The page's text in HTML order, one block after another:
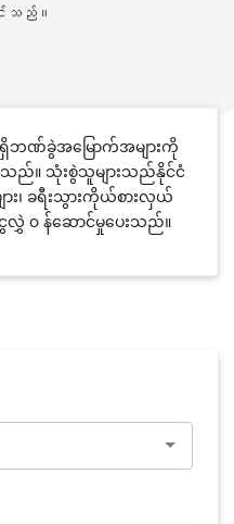
သည်။
ရှိဘဏ်ခွဲအမြောက်အများကို
ည်။ သုံးစွဲသူများသည်နိုင်ငံ
း၊ ခရီးသွားကိုယ်စားလှယ်
ေလွှဲ ၀ န်ဆောင်မှုပေးသည်။